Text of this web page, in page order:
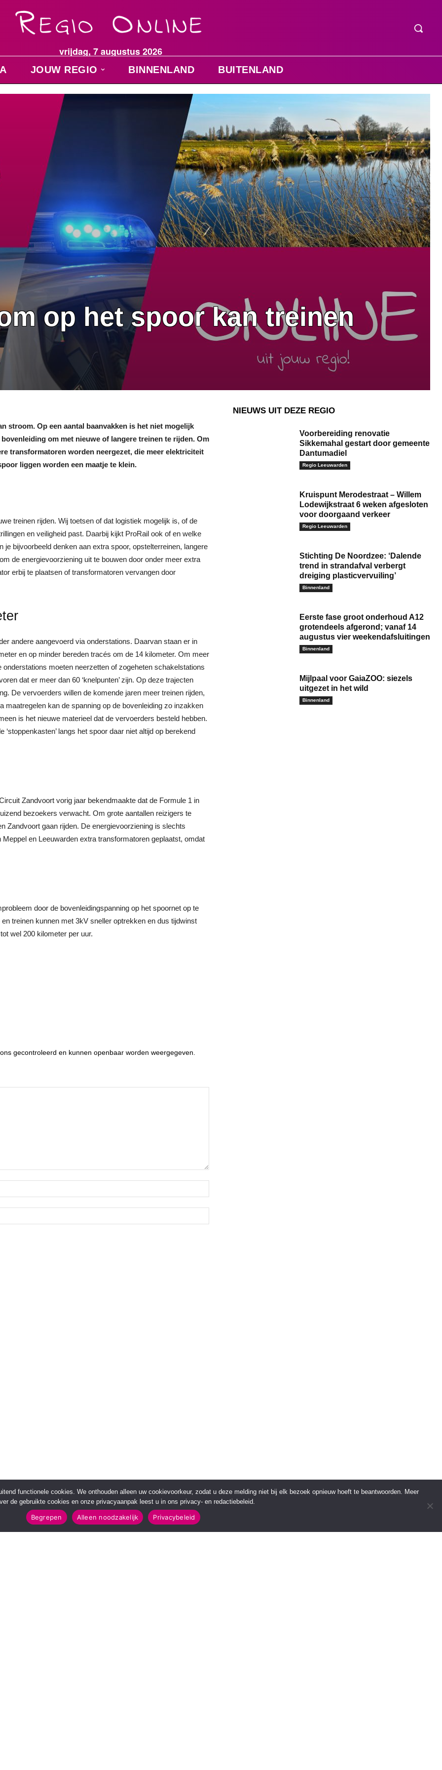
vrijdag, 7 augustus 2026
JOUW REGIO BINNENLAND BUITENLAND
op het spoor kan treinen
stroom. Op een aantal baanvakken is het niet mogelijk
om met nieuwe of langere treinen te rijden. Om
transformatoren worden neergezet, die meer elektriciteit
liggen worden een maatje te klein.
treinen rijden. Wij toetsen of dat logistiek mogelijk is, of de
en veiligheid past. Daarbij kijkt ProRail ook of en welke
bijvoorbeeld denken aan extra spoor, opstelterreinen, langere
de energievoorziening uit te bouwen door onder meer extra
erbij te plaatsen of transformatoren vervangen door
andere aangevoerd via onderstations. Daarvan staan er in
en op minder bereden tracés om de 14 kilometer. Om meer
moeten neerzetten of zogeheten schakelstations
dat er meer dan 60 ‘knelpunten’ zijn. Op deze trajecten
De vervoerders willen de komende jaren meer treinen rijden,
maatregelen kan de spanning op de bovenleiding zo inzakken
is het nieuwe materieel dat de vervoerders besteld hebben.
langs het spoor daar niet altijd op berekend
Zandvoort vorig jaar bekendmaakte dat de Formule 1 in
bezoekers verwacht. Om grote aantallen reizigers te
Zandvoort gaan rijden. De energievoorziening is slechts
en Leeuwarden extra transformatoren geplaatst, omdat
door de bovenleidingspanning op het spoornet op te
treinen kunnen met 3kV sneller optrekken en dus tijdwinst
wel 200 kilometer per uur.
gecontroleerd en kunnen openbaar worden weergegeven.
NIEUWS UIT DEZE REGIO
Voorbereiding renovatie
Sikkemahal gestart door gemeente
Dantumadiel
Regio Leeuwarden
Kruispunt Merodestraat – Willem
Lodewijkstraat 6 weken afgesloten
voor doorgaand verkeer
Regio Leeuwarden
Stichting De Noordzee: ‘Dalende
trend in strandafval verbergt
dreiging plasticvervuiling’
Binnenland
Eerste fase groot onderhoud A12
grotendeels afgerond; vanaf 14
augustus vier weekendafsluitingen
Binnenland
Mijlpaal voor GaiaZOO: siezels
uitgezet in het wild
Binnenland
functionele cookies. We onthouden alleen uw cookievoorkeur, zodat u deze melding niet bij elk bezoek opnieuw hoeft te beantwoorden. Meer
de gebruikte cookies en onze privacyaanpak leest u in ons privacy- en redactiebeleid.
Begrepen Alleen noodzakelijk Privacybeleid